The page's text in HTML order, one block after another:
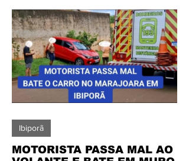
MOTORISTA PASSA MAL AO
Ibiporã